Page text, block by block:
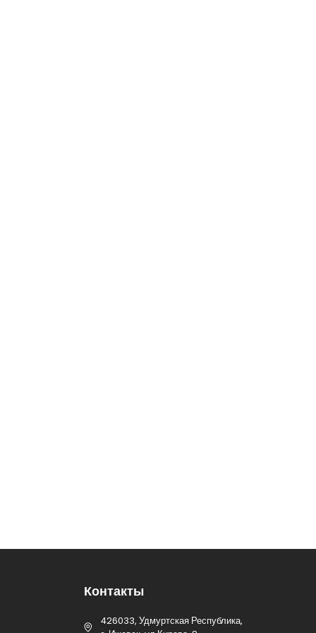
Контакты
426033, Удмуртская Республика,